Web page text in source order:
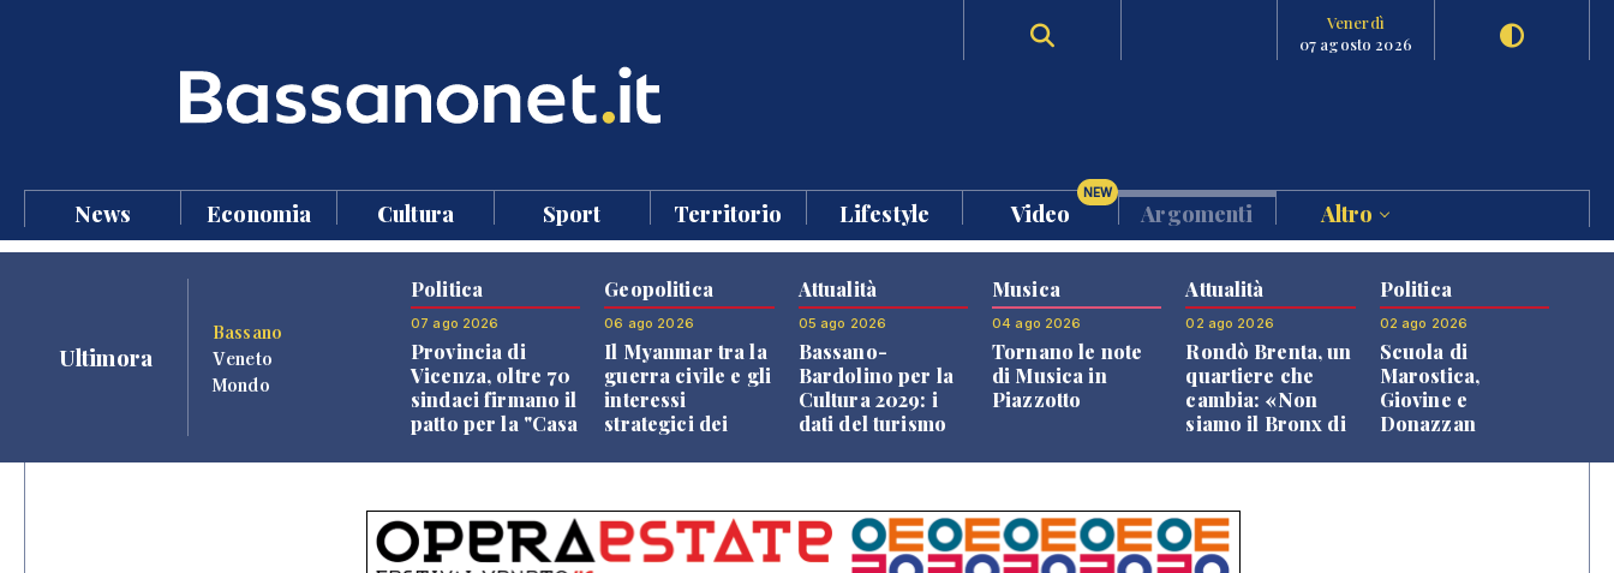
Venerdì
07 agosto 2026
News Economia Cultura Sport Territorio Lifestyle Video
NEW
Argomenti Altro
Ultimora
Bassano
Veneto
Mondo
Politica
07 ago 2026
Provincia di
Vicenza, oltre 70
sindaci firmano il
patto per la "Casa
Geopolitica
06 ago 2026
Il Myanmar tra la
guerra civile e gli
interessi
strategici dei
Attualità
05 ago 2026
Bassano-
Bardolino per la
Cultura 2029: i
dati del turismo
Musica
04 ago 2026
Tornano le note
di Musica in
Piazzotto
Attualità
02 ago 2026
Rondò Brenta, un
quartiere che
cambia: «Non
siamo il Bronx di
Politica
02 ago 2026
Scuola di
Marostica,
Giovine e
Donazzan